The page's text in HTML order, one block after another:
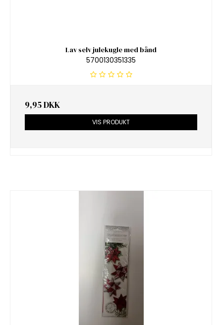
Lav selv julekugle med bånd
5700130351335
9,95 DKK
VIS PRODUKT